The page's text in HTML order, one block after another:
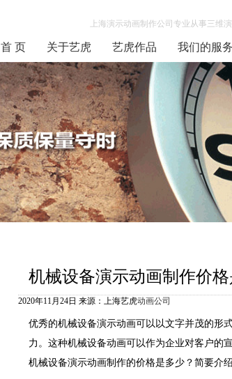
上海演示动画制作公司专业从事三维
首 页 关于艺虎 艺虎作品 我们的服务
机械设备演示动画制作价
2020年11月24日 来源：上海艺虎动画公司
优秀的机械设备演示动画可以以文字并茂的形
力。这种机械设备动画可以作为企业对客户的
机械设备演示动画制作的价格是多少？简要介